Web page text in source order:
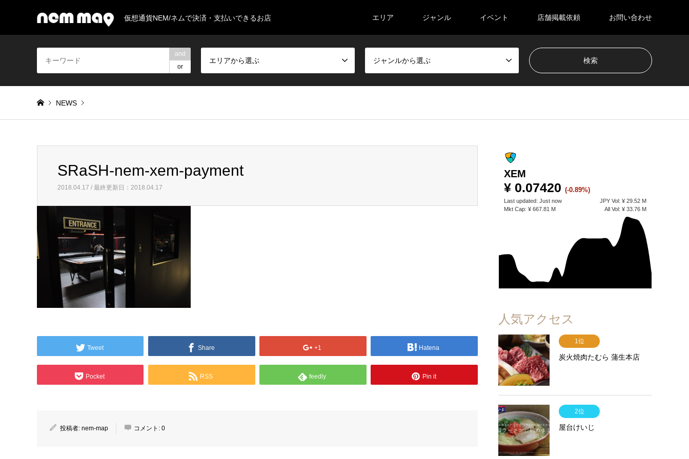
仮想通貨NEM/ネムで決済・支払いできるお店 エリア ジャンル イベント 店舗掲載依頼 お問い合わせ
and
or
エリアから選ぶ ジャンルから選ぶ
NEWS
SRaSH-nem-xem-payment
SRaSH-nem-xem-payment
2018.04.17 / 最終更新日：2018.04.17
Tweet Share +1 Hatena
Pocket RSS feedly Pin it
投稿者: nem-map コメント: 0
XEM
¥ 0.07420 (-0.89%)
Last updated: Just now JPY Vol: ¥ 29.52 M
Mkt Cap: ¥ 667.81 M All Vol: ¥ 33.76 M
人気アクセス
1位
炭火焼肉たむら 蒲生本店
2位
屋台けいじ